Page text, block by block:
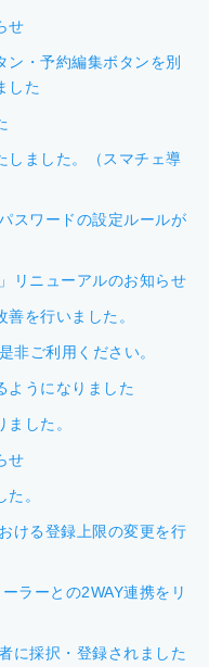
せ
ン・予約編集ボタンを別
した
しました。（スマチェ導
スワードの設定ルールが
リニューアルのお知らせ
を行いました。
非ご利用ください。
ようになりました
した。
せ
。
ける登録上限の変更を行
ラーとの2WAY連携をリ
に採択・登録されました